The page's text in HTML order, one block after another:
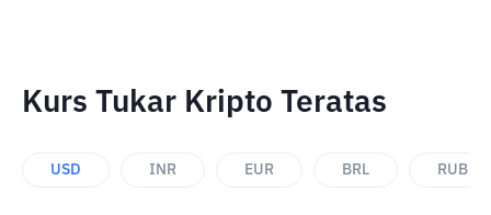
Kurs Tukar Kripto Teratas
USD INR EUR BRL RUB